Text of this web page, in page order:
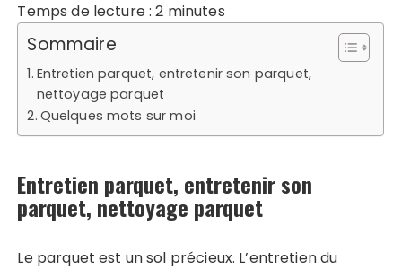
Temps de lecture :2 minutes
Sommaire
Entretien parquet, entretenir son parquet,
nettoyage parquet
Quelques mots sur moi
Entretien parquet, entretenir son
parquet, nettoyage parquet
Le parquet est un sol précieux. L’entretien du